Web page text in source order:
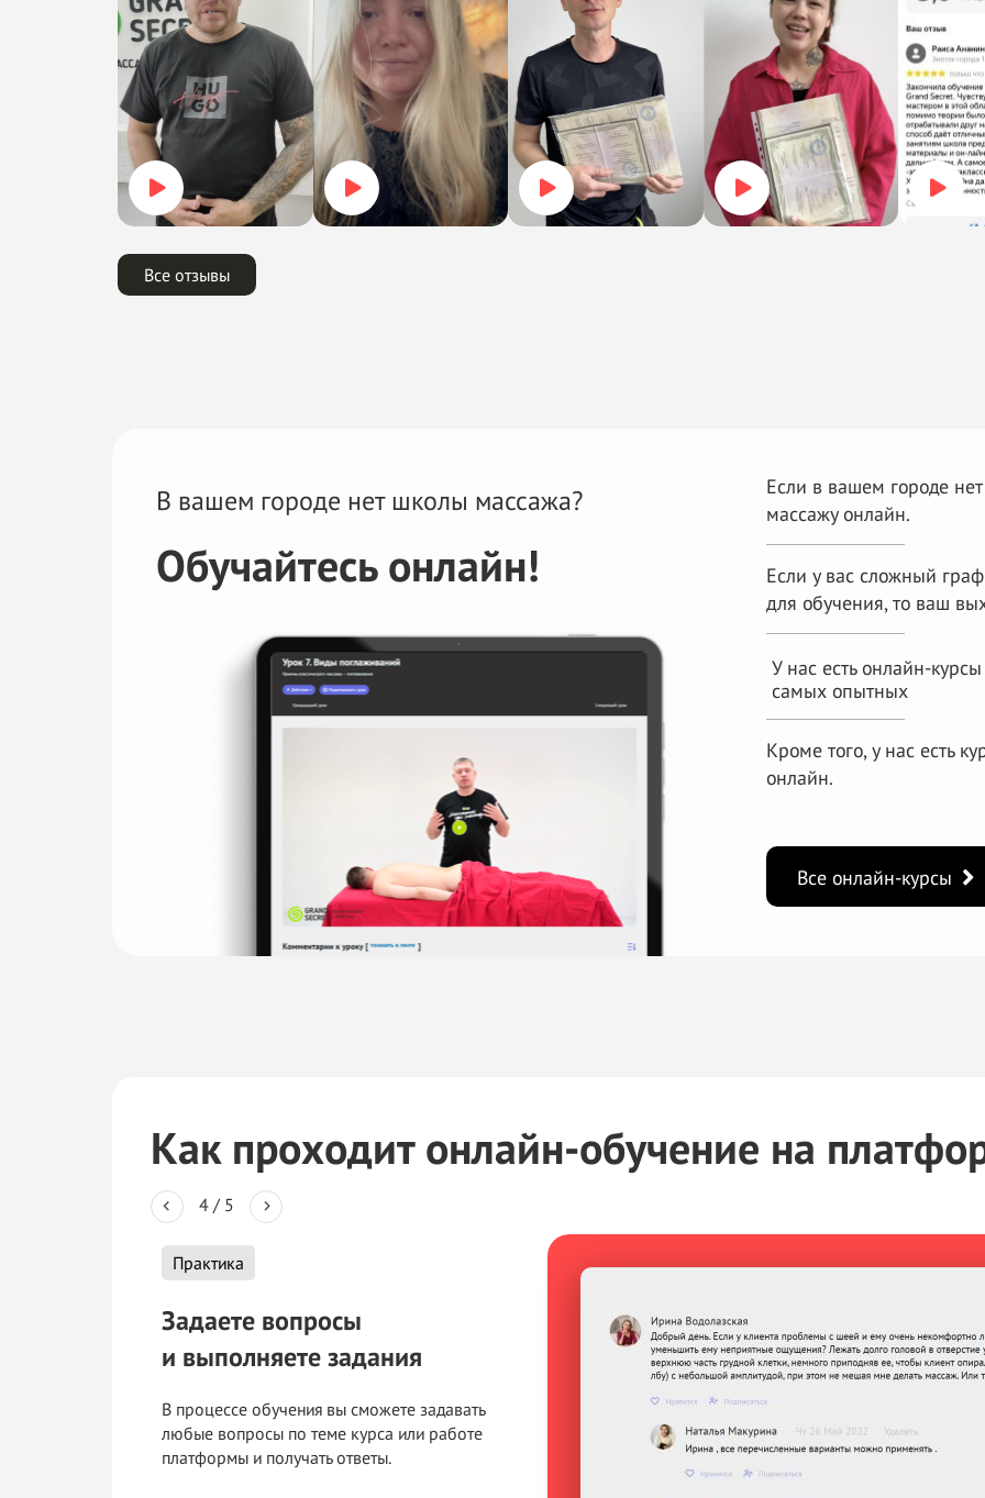
Все отзывы
В вашем городе нет школы массажа?
Обучайтесь онлайн!
Если в вашем городе
массажу онлайн.
Если у вас сложный
для обучения, то ваш
У нас есть онлайн-
самых опытных
Кроме того, у нас есть
онлайн.
Все онлайн-курсы
Как проходит онлайн-обучение на
4 / 5
Практика
Задаете вопросы
и выполняете задания
В процессе обучения вы сможете задавать
любые вопросы по теме курса или работе
платформы и получать ответы.